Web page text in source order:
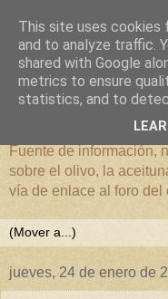
El mundo
Fuente de información,
sobre el olivo, la
vía de enlace al foro del
jueves, 24 de enero de
This site uses cookies
and to analyze traffic.
shared with Google
metrics to ensure
statistics, and to